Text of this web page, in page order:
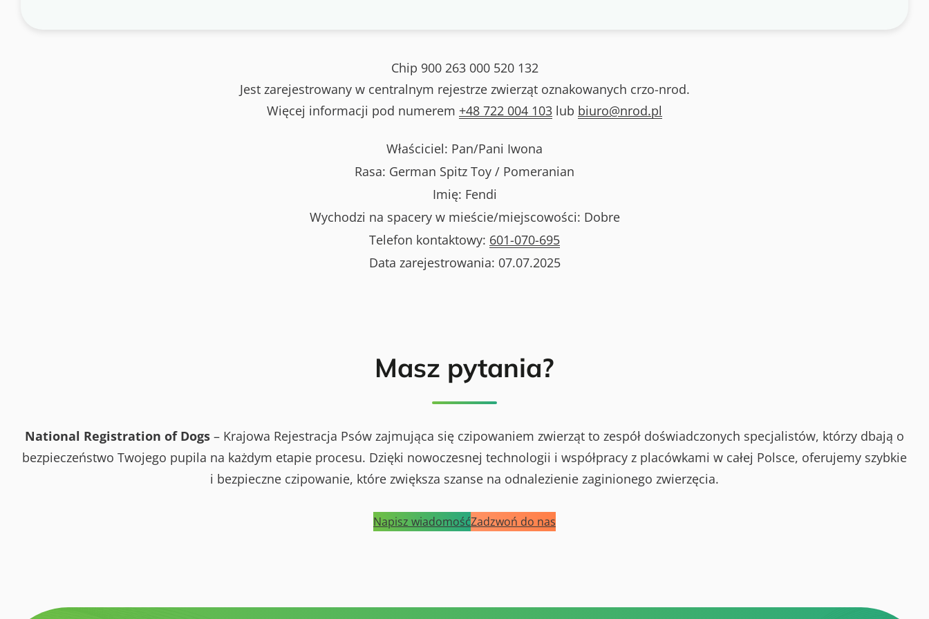
Chip 900 263 000 520 132
Jest zarejestrowany w centralnym rejestrze zwierząt oznakowanych crzo-nrod.
Więcej informacji pod numerem +48 722 004 103 lub biuro@nrod.pl
Właściciel: Pan/Pani Iwona
Rasa: German Spitz Toy / Pomeranian
Imię: Fendi
Wychodzi na spacery w mieście/miejscowości: Dobre
Telefon kontaktowy: 601-070-695
Data zarejestrowania: 07.07.2025
Masz pytania?
National Registration of Dogs – Krajowa Rejestracja Psów zajmująca się czipowaniem zwierząt to zespół doświadczonych specjalistów, którzy dbają o
bezpieczeństwo Twojego pupila na każdym etapie procesu. Dzięki nowoczesnej technologii i współpracy z placówkami w całej Polsce, oferujemy szybkie
i bezpieczne czipowanie, które zwiększa szanse na odnalezienie zaginionego zwierzęcia.
Napisz wiadomośćZadzwoń do nas